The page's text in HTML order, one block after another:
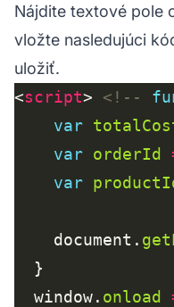
Nájdite textové pole
vložte nasledujúci
uložiť.
<script> <!--
var
var orderId
var
    document.
  window.
onload